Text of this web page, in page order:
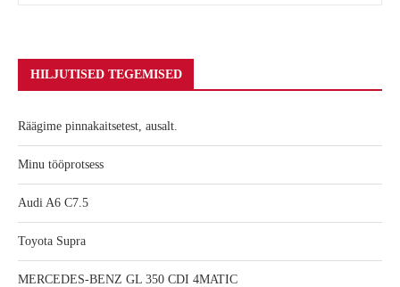
HILJUTISED TEGEMISED
Räägime pinnakaitsetest, ausalt.
Minu tööprotsess
Audi A6 C7.5
Toyota Supra
MERCEDES-BENZ GL 350 CDI 4MATIC